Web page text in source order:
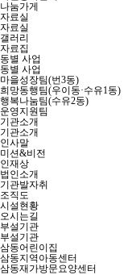
나눔가게
자료실
자료실
갤러리
자료집
동별 사업
동별 사업
마을성장팀(번3동)
희망동행팀(우이동·수유1동)
행복나눔팀(수유2동)
운영지원팀
기관소개
기관소개
인사말
미션&비전
인재상
법인소개
기관발자취
조직도
시설현황
오시는길
부설기관
부설기관
삼동어린이집
삼동지역아동센터
삼동재가방문요양센터